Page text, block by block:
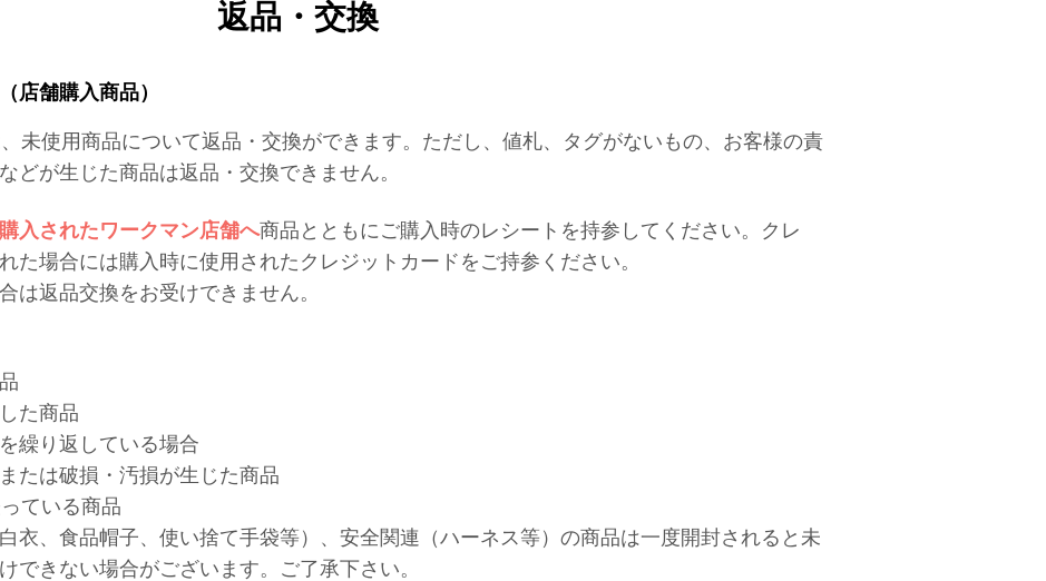
返品・交換
店舗購入商品）
未使用商品について返品・交換ができます。ただし、値札、タグがないもの、お客様の責
どが生じた商品は返品・交換できません。
入されたワークマン店舗へ商品とともにご購入時のレシートを持参してください。クレ
た場合には購入時に使用されたクレジットカードをご持参ください。
は返品交換をお受けできません。
た商品
繰り返している場合
たは破損・汚損が生じた商品
ている商品
衣、食品帽子、使い捨て手袋等）、安全関連（ハーネス等）の商品は一度開封されると未
できない場合がございます。ご了承下さい。